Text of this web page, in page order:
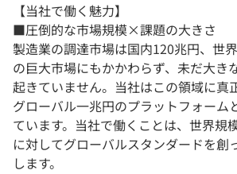
【当社で働く魅力】
■圧倒的な市場規模×課題の大きさ
製造業の調達市場は国内120兆円、世
の巨大市場にもかかわらず、未だ大き
起きていません。当社はこの領域に真
グローバル一兆円のプラットフォーム
ています。当社で働くことは、世界規
に対してグローバルスタンダードを創
します。